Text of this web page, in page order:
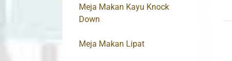
Meja Makan Kayu Knock
Down
Meja Makan Lipat